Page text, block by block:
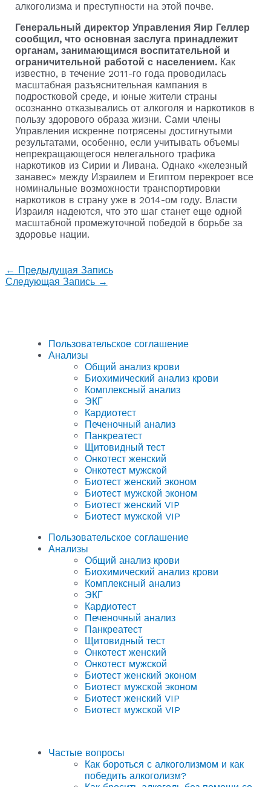
алкоголизма и преступности на этой почве.
Генеральный директор Управления Яир Геллер
сообщил, что основная заслуга принадлежит
органам, занимающимся воспитательной и
ограничительной работой с населением. Как
известно, в течение 2011-го года проводилась
масштабная разъяснительная кампания в
подростковой среде, и юные жители страны
осознанно отказывались от алкоголя и наркотиков в
пользу здорового образа жизни. Сами члены
Управления искренне потрясены достигнутыми
результатами, особенно, если учитывать объемы
непрекращающегося нелегального трафика
наркотиков из Сирии и Ливана. Однако «железный
занавес» между Израилем и Египтом перекроет все
номинальные возможности транспортировки
наркотиков в страну уже в 2014-ом году. Власти
Израиля надеются, что это шаг станет еще одной
масштабной промежуточной победой в борьбе за
здоровье нации.
← Предыдущая Запись
Следующая Запись →
Пользовательское соглашение
Анализы
Общий анализ крови
Биохимический анализ крови
Комплексный анализ
ЭКГ
Кардиотест
Печеночный анализ
Панкреатест
Щитовидный тест
Онкотест женский
Онкотест мужской
Биотест женский эконом
Биотест мужской эконом
Биотест женский VIP
Биотест мужской VIP
Пользовательское соглашение
Анализы
Общий анализ крови
Биохимический анализ крови
Комплексный анализ
ЭКГ
Кардиотест
Печеночный анализ
Панкреатест
Щитовидный тест
Онкотест женский
Онкотест мужской
Биотест женский эконом
Биотест мужской эконом
Биотест женский VIP
Биотест мужской VIP
Частые вопросы
Как бороться с алкоголизмом и как
победить алкоголизм?